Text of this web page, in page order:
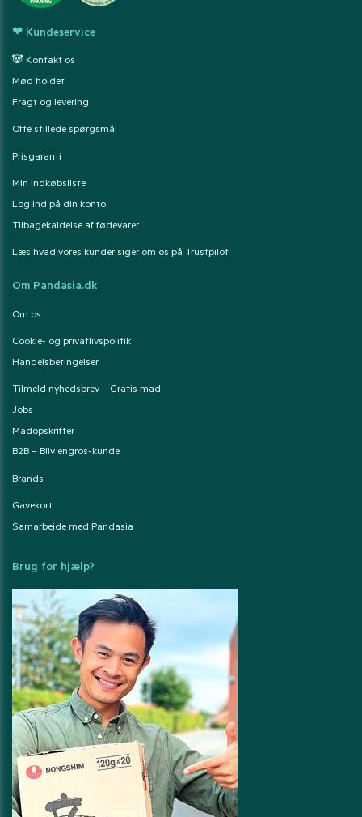
❤ Kundeservice
🐼 Kontakt os
Mød holdet
Fragt og levering
Ofte stillede spørgsmål
Prisgaranti
Min indkøbsliste
Log ind på din konto
Tilbagekaldelse af fødevarer
Læs hvad vores kunder siger om os på Trustpilot
Om Pandasia.dk
Om os
Cookie- og privatlivspolitik
Handelsbetingelser
Tilmeld nyhedsbrev – Gratis mad
Jobs
Madopskrifter
B2B – Bliv engros-kunde
Brands
Gavekort
Samarbejde med Pandasia
Brug for hjælp?